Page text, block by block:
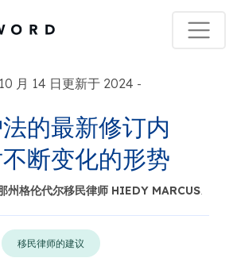
月 14 日更新于 2024 -
的最新修订内
断变化的形势
州格伦代尔移民律师 HIEDY MARCUS.
移民律师的建议